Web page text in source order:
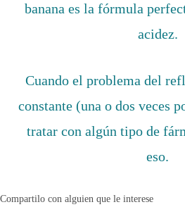
banana es la fórmula
acidez.
Cuando el problema del
constante (una o dos veces
tratar con algún tipo de
eso.
Compartilo con alguien que le interese